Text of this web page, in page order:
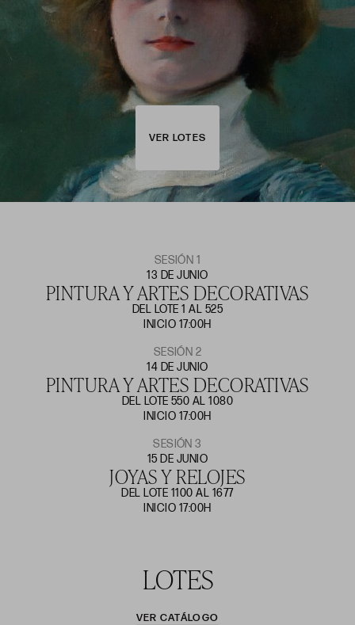
VER LOTES
SESIÓN 1
13 DE JUNIO
PINTURA Y ARTES DECORATIVAS
DEL LOTE 1 AL 525
INICIO 17:00H
SESIÓN 2
14 DE JUNIO
PINTURA Y ARTES DECORATIVAS
DEL LOTE 550 AL 1080
INICIO 17:00H
SESIÓN 3
15 DE JUNIO
JOYAS Y RELOJES
DEL LOTE 1100 AL 1677
INICIO 17:00H
LOTES
VER CATÁLOGO